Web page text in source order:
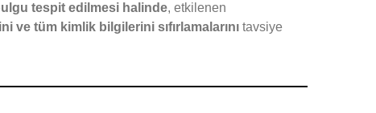
tespit edilmesi halinde, etkilenen
ve tüm kimlik bilgilerini sıfırlamalarını tavsiye